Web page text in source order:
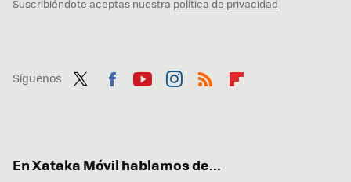
Suscribiéndote aceptas nuestra política de privacidad
Síguenos
En Xataka Móvil hablamos de...